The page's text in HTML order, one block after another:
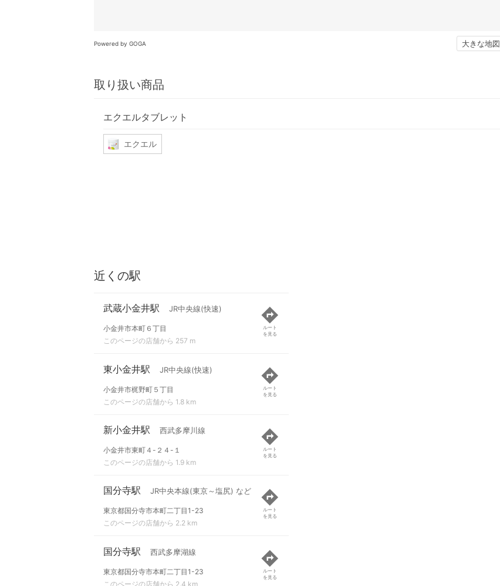
Powered by GOGA 大きな地図
取り扱い商品
エクエルタブレット
エクエル
近くの駅
武蔵小金井駅 JR中央線(快速)
小金井市本町６丁目
このページの店舗から 257 m
ルート
を見る
東小金井駅 JR中央線(快速)
小金井市梶野町５丁目
このページの店舗から 1.8 km
ルート
を見る
新小金井駅 西武多摩川線
小金井市東町４-２４-１
このページの店舗から 1.9 km
ルート
を見る
国分寺駅 JR中央本線(東京～塩尻) など
東京都国分寺市本町二丁目1-23
このページの店舗から 2.2 km
ルート
を見る
国分寺駅 西武多摩湖線
東京都国分寺市本町二丁目1-23
このページの店舗から 2.4 km
ルート
を見る